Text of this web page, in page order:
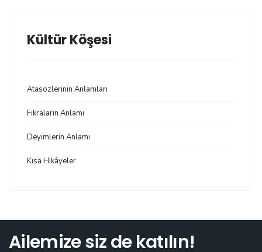
Kültür Köşesi
Atasözlerinin Anlamları
Fıkraların Anlamı
Deyimlerin Anlamı
Kısa Hikâyeler
Ailemize siz de katılın!